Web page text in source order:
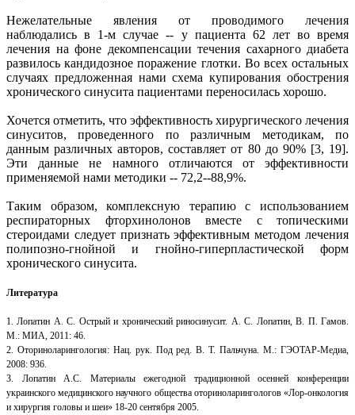
Нежелательные явления от проводимого лечения
наблюдались в 1-м случае -- у пациента 62 лет во время
лечения на фоне декомпенсации течения сахарного диабета
развилось кандидозное поражение глотки. Во всех остальных
случаях предложенная нами схема купирования обострения
хронического синусита пациентами переносилась хорошо.
Хочется отметить, что эффективность хирургического лечения
синуситов, проведенного по различным методикам, по
данным различных авторов, составляет от 80 до 90% [3, 19].
Эти данные не намного отличаются от эффективности
применяемой нами методики -- 72,2--88,9%.
Таким образом, комплексную терапию с использованием
респираторных фторхинолонов вместе с топическими
стероидами следует признать эффективным методом лечения
полипозно-гнойной и гнойно-гиперпластической форм
хронического синусита.
Литература
1. Лопатин А. С. Острый и хронический риносинусит. А. С. Лопатин, В. П. Гамов.
М.: МИА, 2011: 46.
2. Оториноларингология: Нац. рук. Под ред. В. Т. Пальчуна. М.: ГЭОТАР-Медиа,
2008: 936.
3. Лопатин А.С. Материалы ежегодной традиционной осенней конференции
украинского медицинского научного общества оториноларингологов «Лор-онкология
и хирургия головы и шеи» 18-20 сентября 2005.